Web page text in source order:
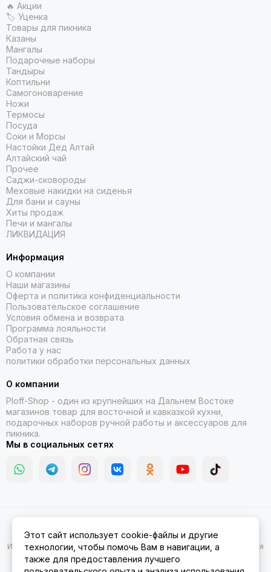
🔥 Акции
🏷 Уценка
Товары для пикника
Казаны
Мангалы
Подарочные наборы
Тандыры
Коптильни
Самогоноварение
Ножи
Термосы
Посуда
Соки и Морсы
Настойки Дед Алтай
Алтайский чай
Прочее
Саджи-сковороды
Меховые накидки на сиденья
Для бани и сауны
Хиты продаж
Печи и мангалы
ЛИКВИДАЦИЯ
Информация
О компании
Наши магазины
Оферта и политика конфиденциальности
Пользовательское соглашение
Условия обмена и возврата
Программа лояльности
Обратная связь
Работа у нас
политики обработки персональных данных
О компании
Ploff-Shop - один из крупнейших на Дальнем Востоке
магазинов товар для восточной и кавказкой кухни,
подарочных наборов ручной работы и аксессуаров для
пикника.
Мы в социальных сетях
Амуре.Карта сайта
Информация на сайте носит ознакомительный характер и не является
публичной офертой.
Этот сайт использует cookie-файлы и другие
технологии, чтобы помочь Вам в навигации, а
также для предоставления лучшего